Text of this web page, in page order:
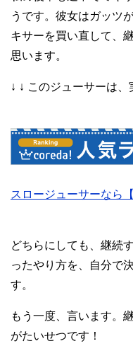
うです。彼女はガッツ
キサーを買い直して、
思います。
↓ ↓ このジューサーは、
スロージューサーなら
どちらにしても、継続
ったやり方を、自分で
す。
もう一度、言います。
がたいせつです！